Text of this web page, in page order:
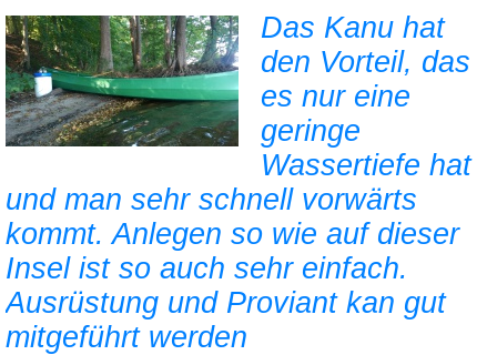
Das Kanu hat
den Vorteil, das
es nur eine
geringe
Wassertiefe hat
und man sehr schnell vorwärts
kommt. Anlegen so wie auf dieser
Insel ist so auch sehr einfach.
Ausrüstung und Proviant kan gut
mitgeführt werden